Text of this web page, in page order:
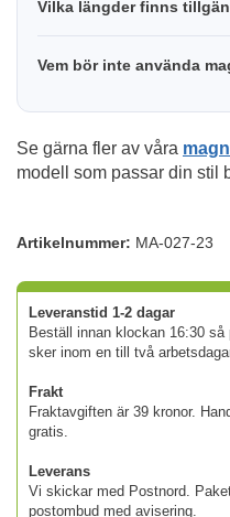
Vilka längder finns
Vem bör inte använda
Se gärna fler av våra
modell som passar din stil
Artikelnummer: MA-027-23
Leveranstid 1-2 dagar
Beställ innan klockan 16:30
sker inom en till två
Frakt
Fraktavgiften är 39 kronor.
gratis.
Leverans
Vi skickar med Postnord.
postombud med avisering.